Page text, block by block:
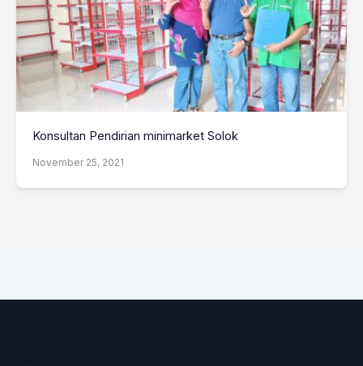
Konsultan Pendirian minimarket Solok
November 25, 2021